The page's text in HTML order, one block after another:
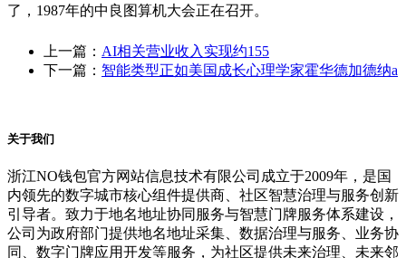
了，1987年的中良图算机大会正在召开。
上一篇： AI相关营业收入实现约155
下一篇： 智能类型正如美国成长心理学家霍华德加德纳a
关于我们
浙江NO钱包官方网站信息技术有限公司成立于2009年，是国
内领先的数字城市核心组件提供商、社区智慧治理与服务创新
引导者。致力于地名地址协同服务与智慧门牌服务体系建设，
公司为政府部门提供地名地址采集、数据治理与服务、业务协
同、数字门牌应用开发等服务，为社区提供未来治理、未来邻